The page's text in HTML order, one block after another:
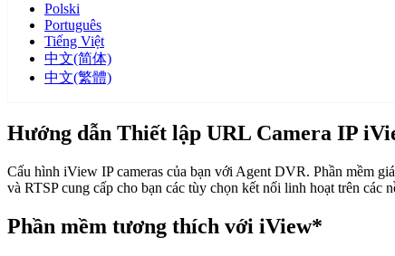
Polski
Português
Tiếng Việt
中文(简体)
中文(繁體)
Hướng dẫn Thiết lập URL Camera IP
Cấu hình iView IP cameras của bạn với Agent DVR. Phần mềm
và RTSP cung cấp cho bạn các tùy chọn kết nối linh hoạt trên
Phần mềm tương thích với iView*